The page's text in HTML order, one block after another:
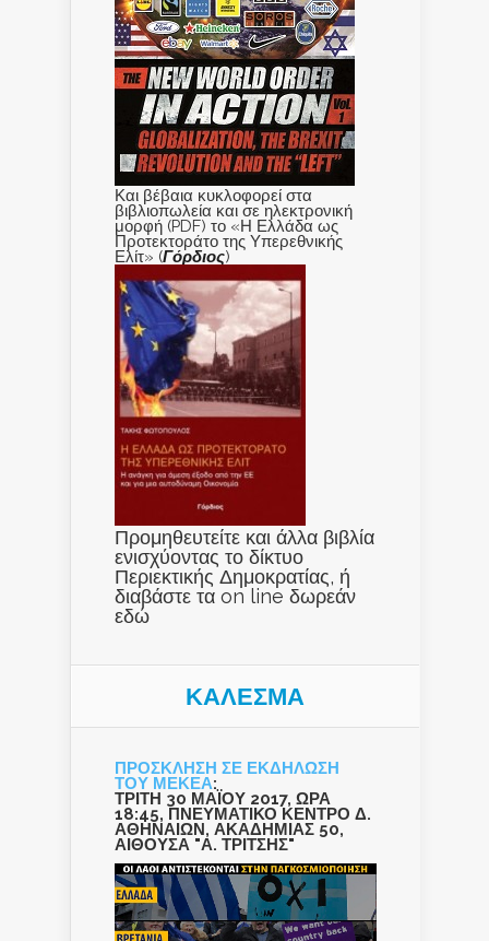
Και βέβαια κυκλοφορεί στα
βιβλιοπωλεία και σε ηλεκτρονική
μορφή (PDF) το «Η Ελλάδα ως
Προτεκτοράτο της Υπερεθνικής
Ελίτ» (Γόρδιος)
Προμηθευτείτε και άλλα βιβλία
ενισχύοντας το δίκτυο
Περιεκτικής Δημοκρατίας, ή
διαβάστε τα on line δωρεάν
εδώ
ΚΑΛΕΣΜΑ
ΠΡΟΣΚΛΗΣΗ ΣΕ ΕΚΔΗΛΩΣΗ
ΤΟΥ ΜΕΚΕΑ:
ΤΡΙΤΗ 30 ΜΑΪΟΥ 2017, ΩΡΑ
18:45, ΠΝΕΥΜΑΤΙΚΟ ΚΕΝΤΡΟ Δ.
ΑΘΗΝΑΙΩΝ, ΑΚΑΔΗΜΙΑΣ 50,
ΑΙΘΟΥΣΑ "Α. ΤΡΙΤΣΗΣ"